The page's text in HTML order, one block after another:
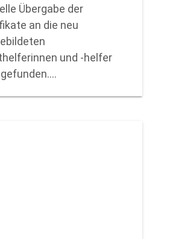
Übergabe der
an die neu
und -helfer